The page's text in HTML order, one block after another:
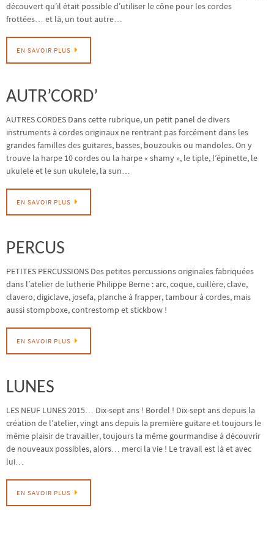
découvert qu’il était possible d’utiliser le cône pour les cordes
frottées… et là, un tout autre…
EN SAVOIR PLUS
AUTR’CORD’
AUTRES CORDES Dans cette rubrique, un petit panel de divers
instruments à cordes originaux ne rentrant pas forcément dans les
grandes familles des guitares, basses, bouzoukis ou mandoles. On y
trouve la harpe 10 cordes ou la harpe « shamy », le tiple, l’épinette, le
ukulele et le sun ukulele, la sun…
EN SAVOIR PLUS
PERCUS
PETITES PERCUSSIONS Des petites percussions originales fabriquées
dans l’atelier de lutherie Philippe Berne : arc, coque, cuillère, clave,
clavero, digiclave, josefa, planche à frapper, tambour à cordes, mais
aussi stompboxe, contrestomp et stickbow !
EN SAVOIR PLUS
LUNES
LES NEUF LUNES 2015… Dix-sept ans ! Bordel ! Dix-sept ans depuis la
création de l’atelier, vingt ans depuis la première guitare et toujours le
même plaisir de travailler, toujours la même gourmandise à découvrir
de nouveaux possibles, alors… merci la vie ! Le travail est là et avec
lui…
EN SAVOIR PLUS